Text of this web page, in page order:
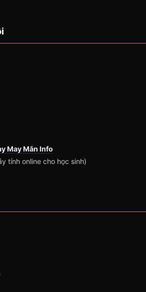
May Mắn Info
tính online cho học sinh)